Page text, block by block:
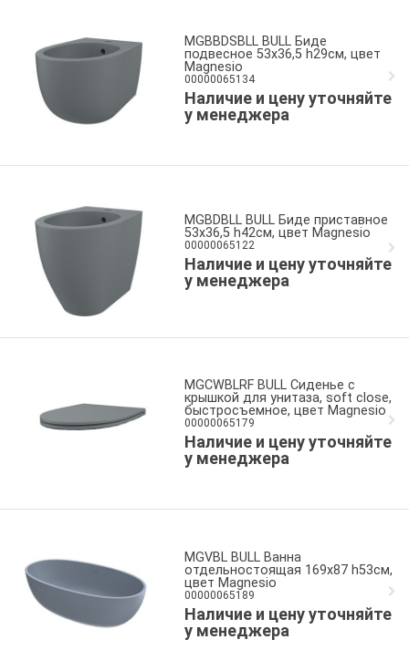
MGBBDSBLL BULL Биде
подвесное 53x36,5 h29см, цвет
Magnesio
00000065134
Наличие и цену уточняйте
у менеджера
MGBDBLL BULL Биде приставное
53x36,5 h42см, цвет Magnesio
00000065122
Наличие и цену уточняйте
у менеджера
MGCWBLRF BULL Сиденье с
крышкой для унитаза, soft close,
быстросъемное, цвет Magnesio
00000065179
Наличие и цену уточняйте
у менеджера
MGVBL BULL Ванна
отдельностоящая 169x87 h53см,
цвет Magnesio
00000065189
Наличие и цену уточняйте
у менеджера